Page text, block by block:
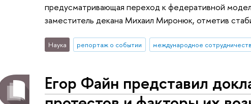
предусматривающая переход к федеративной
заместитель декана Михаил Миронюк, отметив
Наука репортаж о событии международное
Егор Файн представил